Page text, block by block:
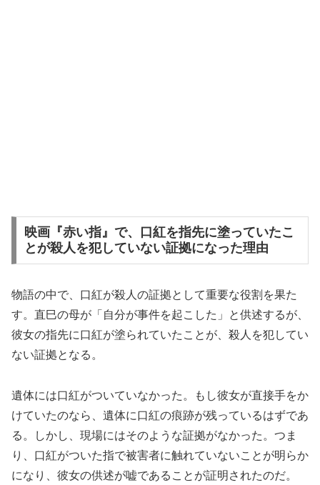
映画『赤い指』で、口紅を指先に塗っていたこ
とが殺人を犯していない証拠になった理由
物語の中で、口紅が殺人の証拠として重要な役割を果た
す。直巳の母が「自分が事件を起こした」と供述するが、
彼女の指先に口紅が塗られていたことが、殺人を犯してい
ない証拠となる。
遺体には口紅がついていなかった。もし彼女が直接手をか
けていたのなら、遺体に口紅の痕跡が残っているはずであ
る。しかし、現場にはそのような証拠がなかった。つま
り、口紅がついた指で被害者に触れていないことが明らか
になり、彼女の供述が嘘であることが証明されたのだ。